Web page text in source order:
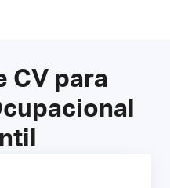
CV para